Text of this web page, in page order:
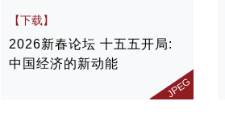
【下载】
2026新春论坛 十五五开局:
中国经济的新动能
JPEG